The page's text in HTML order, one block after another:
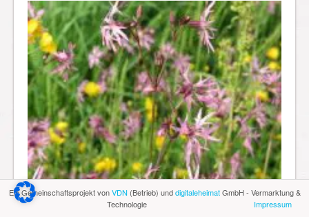
Ein Gemeinschaftsprojekt vonVDN(Betrieb) unddigitaleheimatGmbH - Vermarktung &
Technologie
Impressum